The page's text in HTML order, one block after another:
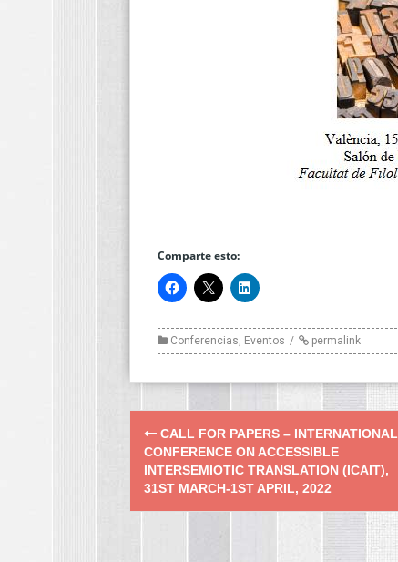
Comparte esto:
Conferencias, Eventos permalink
Post
navigation
CALL FOR PAPERS – INTERNATIONAL
CONFERENCE ON ACCESSIBLE
INTERSEMIOTIC TRANSLATION (ICAIT),
31ST MARCH-1ST APRIL, 2022